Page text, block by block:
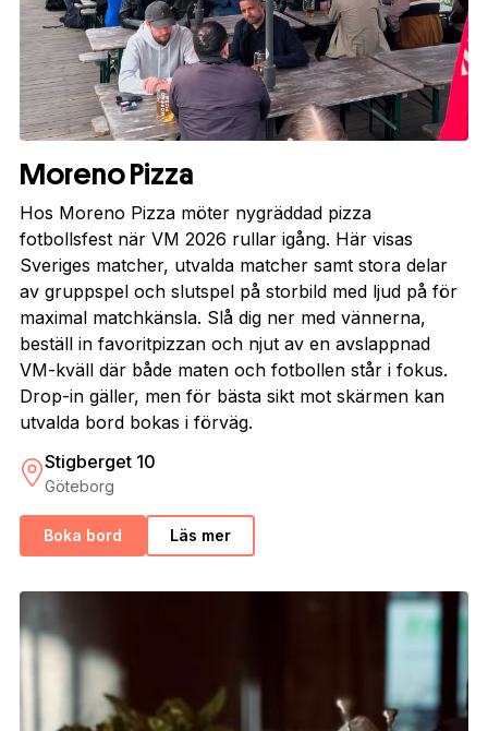
Moreno Pizza
Hos Moreno Pizza möter nygräddad pizza
fotbollsfest när VM 2026 rullar igång. Här visas
Sveriges matcher, utvalda matcher samt stora delar
av gruppspel och slutspel på storbild med ljud på för
maximal matchkänsla. Slå dig ner med vännerna,
beställ in favoritpizzan och njut av en avslappnad
VM-kväll där både maten och fotbollen står i fokus.
Drop-in gäller, men för bästa sikt mot skärmen kan
utvalda bord bokas i förväg.
Stigberget 10
Göteborg
Boka bord Läs mer